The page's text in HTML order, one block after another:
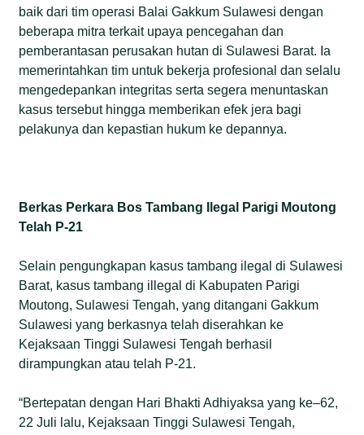
baik dari tim operasi Balai Gakkum Sulawesi dengan
beberapa mitra terkait upaya pencegahan dan
pemberantasan perusakan hutan di Sulawesi Barat. Ia
memerintahkan tim untuk bekerja profesional dan selalu
mengedepankan integritas serta segera menuntaskan
kasus tersebut hingga memberikan efek jera bagi
pelakunya dan kepastian hukum ke depannya.
Berkas Perkara Bos Tambang Ilegal Parigi Moutong
Telah P-21
Selain pengungkapan kasus tambang ilegal di Sulawesi
Barat, kasus tambang illegal di Kabupaten Parigi
Moutong, Sulawesi Tengah, yang ditangani Gakkum
Sulawesi yang berkasnya telah diserahkan ke
Kejaksaan Tinggi Sulawesi Tengah berhasil
dirampungkan atau telah P-21.
“Bertepatan dengan Hari Bhakti Adhiyaksa yang ke–62,
22 Juli lalu, Kejaksaan Tinggi Sulawesi Tengah,